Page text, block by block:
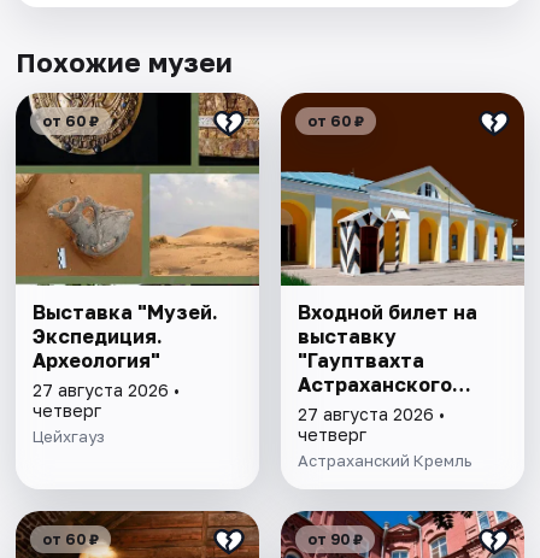
Похожие музеи
от 60 ₽
Выставка "Музей.
Экспедиция.
Археология"
27 августа 2026 •
четверг
Цейхгауз
от 60 ₽
Входной билет на
выставку
"Гауптвахта
Астраханского
гарнизона. XIX в."
27 августа 2026 •
четверг
Астраханский Кремль
от 60 ₽ от 90 ₽